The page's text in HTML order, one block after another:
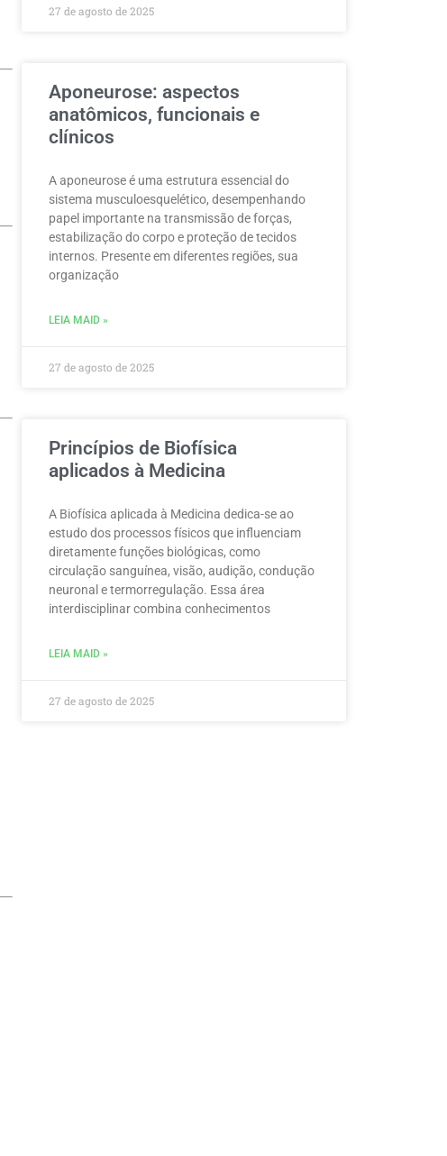
27 de agosto de 2025
Aponeurose: aspectos
anatômicos, funcionais e
clínicos
A aponeurose é uma estrutura essencial do
sistema musculoesquelético, desempenhando
papel importante na transmissão de forças,
estabilização do corpo e proteção de tecidos
internos. Presente em diferentes regiões, sua
organização
LEIA MAID »
27 de agosto de 2025
Princípios de Biofísica
aplicados à Medicina
A Biofísica aplicada à Medicina dedica-se ao
estudo dos processos físicos que influenciam
diretamente funções biológicas, como
circulação sanguínea, visão, audição, condução
neuronal e termorregulação. Essa área
interdisciplinar combina conhecimentos
LEIA MAID »
27 de agosto de 2025